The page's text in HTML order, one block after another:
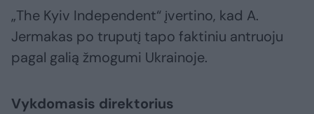
„The Kyiv Independent“ įvertino, kad A.
Jermakas po truputį tapo faktiniu antruoju
pagal galią žmogumi Ukrainoje.
Vykdomasis direktorius